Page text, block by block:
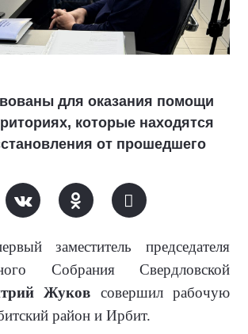
для оказания помощи
которые находятся
от прошедшего
заместитель председателя
Собрания Свердловской
Жуков совершил рабочую
район и Ирбит.